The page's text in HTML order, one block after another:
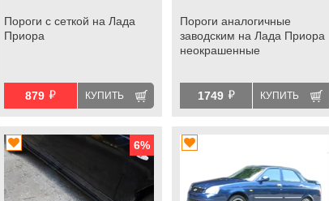
Пороги с сеткой на Лада
Приора
879 й КУПИТЬ
Пороги аналогичные
заводским на Лада Приора
неокрашенные
1749 й КУПИТЬ
6%